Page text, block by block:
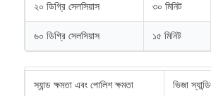
২০ ডিগ্রি সেলসিয়াস ৩০ মিনিট
৬০ ডিগ্রি সেলসিয়াস ১৫ মিনিট
স্যান্ড ক্ষমতা এবং পোলিশ ক্ষমতা ভিজা